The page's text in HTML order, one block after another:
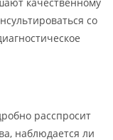
качественному
со
расспросит
наблюдается ли